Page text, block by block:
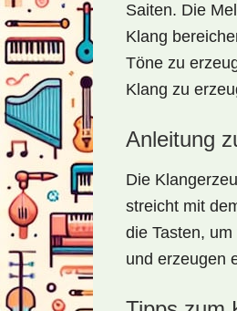
Saiten. Die
Klang
Töne zu
Klang zu
Anleitung
Die
streicht mit
die Tasten,
und erzeugen